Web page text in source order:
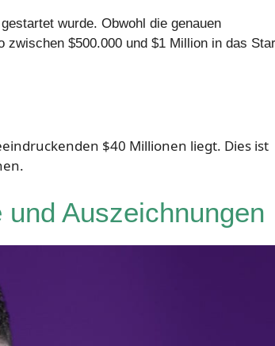
wurde. Obwohl die genauen
$500.000 und $1 Million in das
$40 Millionen liegt. Dies ist
Auszeichnungen